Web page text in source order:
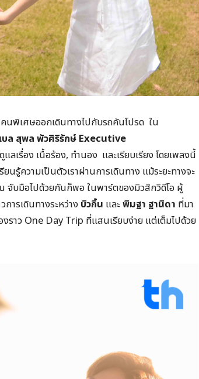
นพิเศษออกเดินทางไปกับรถคันโปรด ใน
เบล สุพล พัวศิริรักษ์ Executive
เรื่อง เนื้อร้อง, ทำนอง และเรียบเรียง โดยเพลงนี้
ยนรู้ความเป็นตัวเราผ่านการเดินทาง แม้ระยะทางจะ
น จับมือไปด้วยกันก็พอ ในพาร์ตของมิวสิกวิดีโอ ผู้
การเดินทางระหว่าง บิวกิ้น และพิมฐา ฐานิดา ที่มา
งราว One Day Trip ที่แสนเรียบง่าย แต่เต็มไปด้วย